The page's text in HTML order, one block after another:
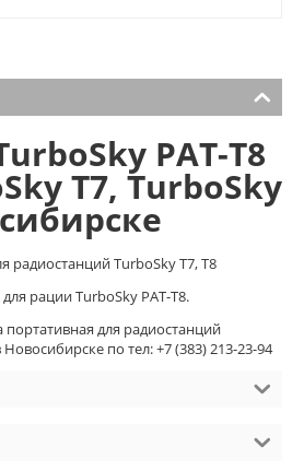
PAT-T8
T7, TurboSky
радиостанций TurboSky T7, T8
рации TurboSky PAT-T8.
портативная для радиостанций
по тел: +7 (383) 213-23-94